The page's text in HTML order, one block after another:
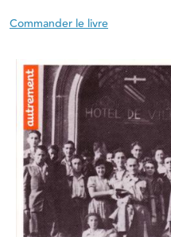
Commander le livre